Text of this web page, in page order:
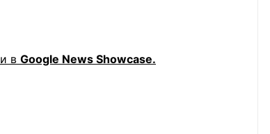
в Google News Showcase.